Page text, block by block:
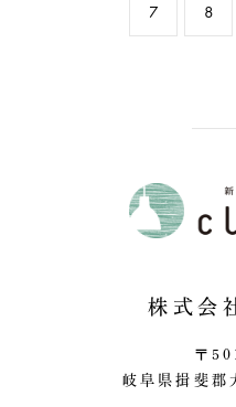
7 8
株式会
〒
岐阜県揖斐郡